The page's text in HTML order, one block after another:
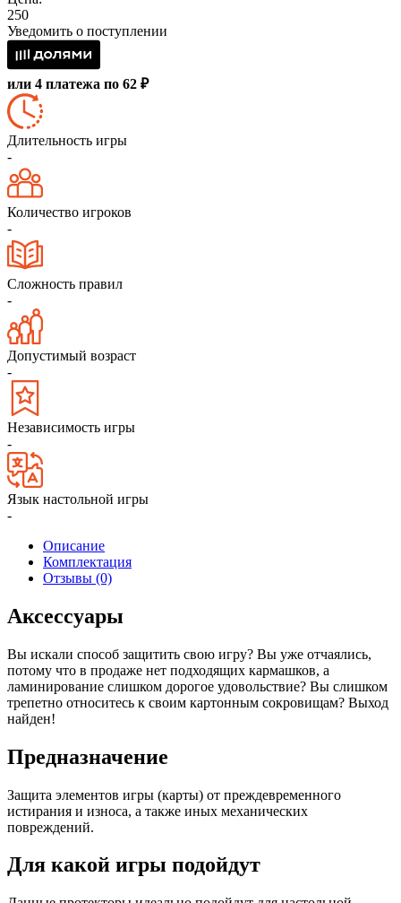
250
Уведомить о поступлении
или 4 платежа по 62 ₽
Длительность игры
-
Количество игроков
-
Сложность правил
-
Допустимый возраст
-
Независимость игры
-
Язык настольной игры
-
Описание
Комплектация
Отзывы (0)
Аксессуары
Вы искали способ защитить свою игру? Вы уже отчаялись,
потому что в продаже нет подходящих кармашков, а
ламинирование слишком дорогое удовольствие? Вы слишком
трепетно относитесь к своим картонным сокровищам? Выход
найден!
Предназначение
Защита элементов игры (карты) от преждевременного
истирания и износа, а также иных механических
повреждений.
Для какой игры подойдут